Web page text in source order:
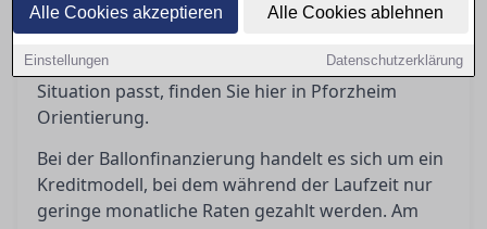
Alle Cookies akzeptieren Alle Cookies ablehnen
Einstellungen Datenschutzerklärung
diese Modelle geeignet, und welche Risiken
sollten Sie beachten? Wenn Sie sich fragen,
welches Finanzierungsmodell am besten zu Ihrer
Situation passt, finden Sie hier in Pforzheim
Orientierung.
Bei der Ballonfinanzierung handelt es sich um ein
Kreditmodell, bei dem während der Laufzeit nur
geringe monatliche Raten gezahlt werden. Am